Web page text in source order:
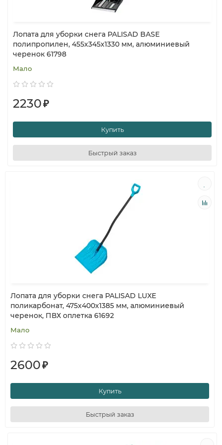
Лопата для уборки снега PALISAD BASE
полипропилен, 455х345х1330 мм, алюминиевый
черенок 61798
Мало
2230₽
Купить
Быстрый заказ
Лопата для уборки снега PALISAD LUXE
поликарбонат, 475x400x1385 мм, алюминиевый
черенок, ПВХ оплетка 61692
Мало
2600₽
Купить
Быстрый заказ